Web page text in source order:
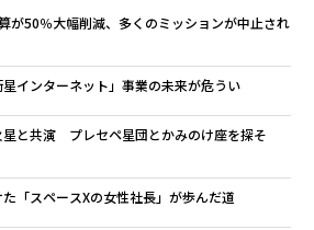
が50％大幅削減、多くのミッションが中止され
インターネット」事業の未来が危うい
と共演 プレセペ星団とかみのけ座を探そ
「スペースXの女性社長」が歩んだ道